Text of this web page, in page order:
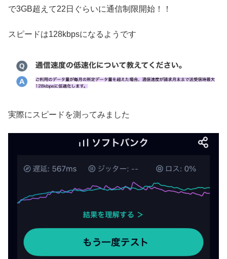
で3GB超えて22日ぐらいに通信制限開始！！
スピードは128kbpsになるようです
実際にスピードを測ってみました